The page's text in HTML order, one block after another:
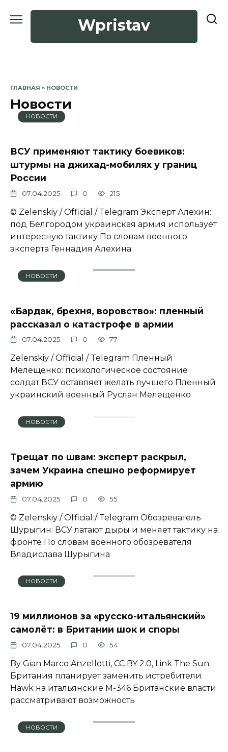
Wpristav
ГЛАВНАЯ » НОВОСТИ
Новости
НОВОСТИ
ВСУ применяют тактику боевиков:
штурмы на джихад-мобилях у границ
России
07.04.2025 0 215
© Zеlеnskiу / Оfficiаl / Telegram Эксперт Алехин:
под Белгородом украинская армия использует
интересную тактику По словам военного
эксперта Геннадия Алехина
НОВОСТИ
«Бардак, брехня, воровство»: пленный
рассказал о катастрофе в армии
07.04.2025 0 77
Zеlеnskiу / Оfficiаl / Telegram Пленный
Мелещенко: психологическое состояние
солдат ВСУ оставляет желать лучшего Пленный
украинский военный Руслан Мелещенко
НОВОСТИ
Трещат по швам: эксперт раскрыл,
зачем Украина спешно реформирует
армию
07.04.2025 0 55
© Zеlеnskiу / Оfficiаl / Telegram Обозреватель
Шурыгин: ВСУ латают дыры и меняет тактику на
фронте По словам военного обозревателя
Владислава Шурыгина
НОВОСТИ
19 миллионов за «русско-итальянский»
самолёт: в Британии шок и споры
07.04.2025 0 54
By Gian Marco Anzellotti, CC BY 2.0, Link The Sun:
Британия планирует заменить истребители
Hawk на итальянские M-346 Британские власти
рассматривают возможность
НОВОСТИ